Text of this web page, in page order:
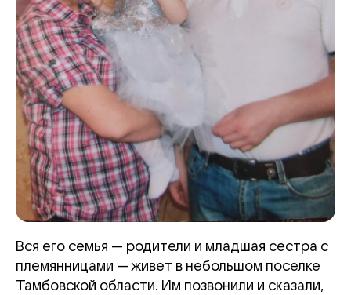
Вся его семья — родители и младшая сестра с
племянницами — живет в небольшом поселке
Тамбовской области. Им позвонили и сказали,